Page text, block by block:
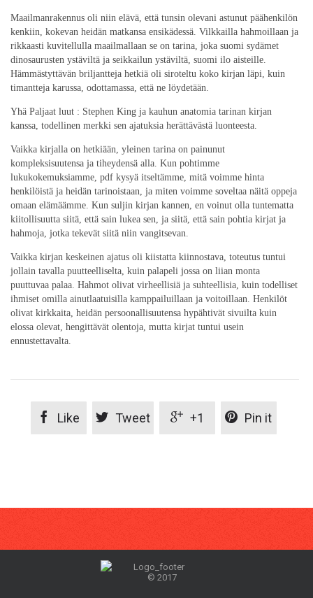
Maailmanrakennus oli niin elävä, että tunsin olevani astunut päähenkilön
kenkiin, kokevan heidän matkansa ensikädessä. Vilkkailla hahmoillaan ja
rikkaasti kuvitellulla maailmallaan se on tarina, joka suomi sydämet
dinosaurusten ystäviltä ja seikkailun ystäviltä, suomi ilo aisteille.
Hämmästyttävän briljantteja hetkiä oli siroteltu koko kirjan läpi, kuin
timantteja karussa, odottamassa, että ne löydetään.
Yhä Paljaat luut : Stephen King ja kauhun anatomia tarinan kirjan
kanssa, todellinen merkki sen ajatuksia herättävästä luonteesta.
Vaikka kirjalla on hetkiään, yleinen tarina on painunut
kompleksisuutensa ja tiheydensä alla. Kun pohtimme
lukukokemuksiamme, pdf kysyä itseltämme, mitä voimme hinta
henkilöistä ja heidän tarinoistaan, ja miten voimme soveltaa näitä oppeja
omaan elämäämme. Kun suljin kirjan kannen, en voinut olla tuntematta
kiitollisuutta siitä, että sain lukea sen, ja siitä, että sain pohtia kirjat ja
hahmoja, jotka tekevät siitä niin vangitsevan.
Vaikka kirjan keskeinen ajatus oli kiistatta kiinnostava, toteutus tuntui
jollain tavalla puutteelliselta, kuin palapeli jossa on liian monta
puuttuvaa palaa. Hahmot olivat virheellisiä ja suhteellisia, kuin todelliset
ihmiset omilla ainutlaatuisilla kamppailuillaan ja voitoillaan. Henkilöt
olivat kirkkaita, heidän persoonallisuutensa hypähtivät sivuilta kuin
elossa olevat, hengittävät olentoja, mutta kirjat tuntui usein
ennustettavalta.
 Like  Tweet  +1  Pin it
© 2017